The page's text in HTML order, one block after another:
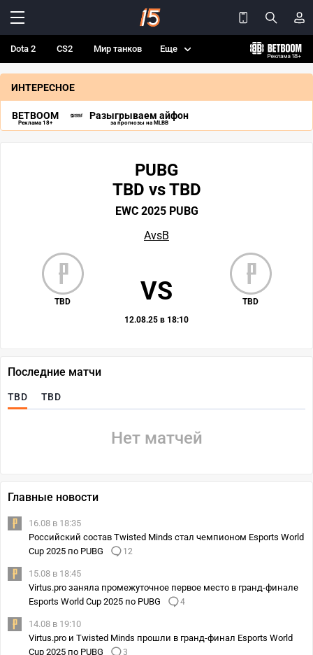
Dota 2 CS2 Мир танков Еще
ИНТЕРЕСНОЕ
BETBOOM
Реклама 18+
Разыгрываем айфон
за прогнозы на MLBB
PUBG
TBD vs TBD
EWC 2025 PUBG
AvsB
TBD TBD
VS
12.08.25 в 18:10
Последние матчи
TBD TBD
Нет матчей
Главные новости
16.08 в 18:35
Российский состав Twisted Minds стал чемпионом Esports World
Cup 2025 по PUBG
12
15.08 в 18:45
Virtus.pro заняла промежуточное первое место в гранд-финале
Esports World Cup 2025 по PUBG
4
14.08 в 19:10
Virtus.pro и Twisted Minds прошли в гранд-финал Esports World
Cup 2025 по PUBG
3